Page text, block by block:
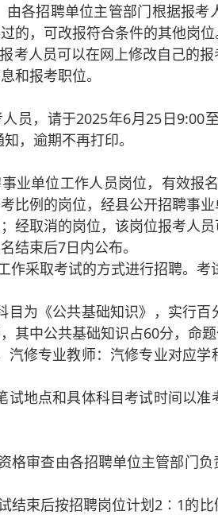
由各招聘单位主管部门根据报
的，可改报符合条件的其他岗
考人员可以在网上修改自己的
和报考职位。
员，请于2025年6月25日9:00
，逾期不再打印。
业单位工作人员岗位，有效报
比例的岗位，经县公开招聘事
经取消的岗位，该岗位报考人
结束后7日内公布。
作采取考试的方式进行招聘。考
目为《公共基础知识》，实行
其中公共基础知识占60分，命题
汽修专业教师：汽修专业对应
试地点和具体科目考试时间以
格审查由各招聘单位主管部门
结束后按招聘岗位计划2∶1的